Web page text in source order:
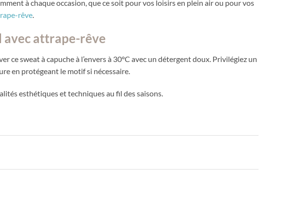
à chaque occasion, que ce soit pour vos loisirs en plein air ou pour vos
rêve
avec attrape-rêve
ce sweat à capuche à l’envers à 30°C avec un détergent doux. Privilégiez un
en protégeant le motif si nécessaire.
esthétiques et techniques au fil des saisons.